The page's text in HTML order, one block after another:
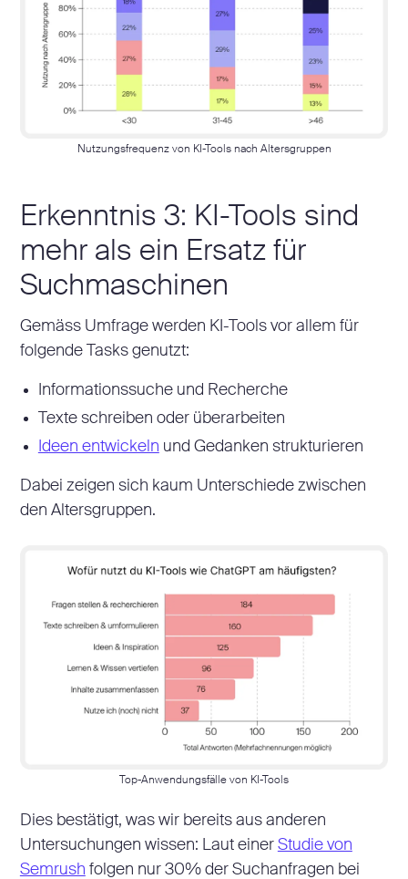
Nutzungsfrequenz von KI-Tools nach Altersgruppen
Erkenntnis 3: KI-Tools sind
mehr als ein Ersatz für
Suchmaschinen
Gemäss Umfrage werden KI-Tools vor allem für
folgende Tasks genutzt:
Informationssuche und Recherche
Texte schreiben oder überarbeiten
Ideen entwickeln und Gedanken strukturieren
Dabei zeigen sich kaum Unterschiede zwischen
den Altersgruppen.
Top-Anwendungsfälle von KI-Tools
Dies bestätigt, was wir bereits aus anderen
Untersuchungen wissen: Laut einer Studie von
Semrush folgen nur 30% der Suchanfragen bei